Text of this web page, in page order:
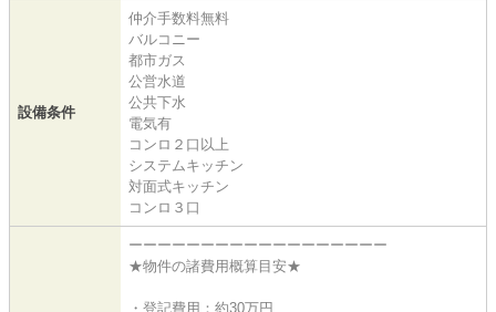
設備条件
仲介手数料無料
バルコニー
都市ガス
公営水道
公共下水
電気有
コンロ２口以上
システムキッチン
対面式キッチン
コンロ３口
ーーーーーーーーーーーーーーーーーー
★物件の諸費用概算目安★
・登記費用：約30万円